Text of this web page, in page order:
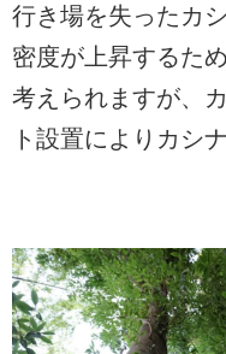
行き場を失ったカ
密度が上昇するた
考えられますが、
ト設置によりカシ